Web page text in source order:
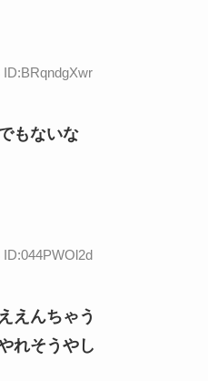
ID:BRqndgXwr
もないな
ID:044PWOl2d
えんちゃう
れそうやし